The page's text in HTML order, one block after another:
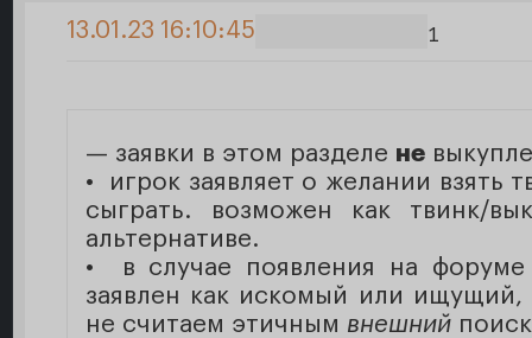
1
13.01.23 16:10:45
— заявки в этом разделе не
• игрок заявляет о желании взять
сыграть. возможен как твинк/
альтернативе.
• в случае появления на
заявлен как искомый или ищущий,
не считаем этичным внешний